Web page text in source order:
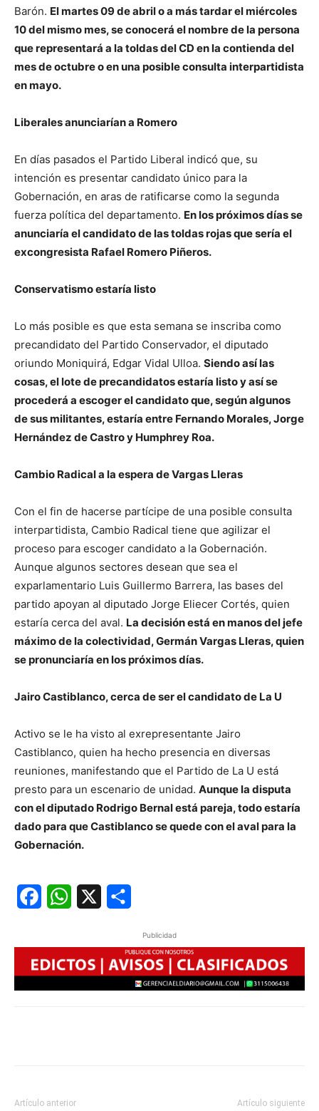
Barón. El martes 09 de abril o a más tardar el miércoles
10 del mismo mes, se conocerá el nombre de la persona
que representará a la toldas del CD en la contienda del
mes de octubre o en una posible consulta interpartidista
en mayo.
Liberales anunciarían a Romero
En días pasados el Partido Liberal indicó que, su
intención es presentar candidato único para la
Gobernación, en aras de ratificarse como la segunda
fuerza política del departamento. En los próximos días se
anunciaría el candidato de las toldas rojas que sería el
excongresista Rafael Romero Piñeros.
Conservatismo estaría listo
Lo más posible es que esta semana se inscriba como
precandidato del Partido Conservador, el diputado
oriundo Moniquirá, Edgar Vidal Ulloa. Siendo así las
cosas, el lote de precandidatos estaría listo y así se
procederá a escoger el candidato que, según algunos
de sus militantes, estaría entre Fernando Morales, Jorge
Hernández de Castro y Humphrey Roa.
Cambio Radical a la espera de Vargas Lleras
Con el fin de hacerse partícipe de una posible consulta
interpartidista, Cambio Radical tiene que agilizar el
proceso para escoger candidato a la Gobernación.
Aunque algunos sectores desean que sea el
exparlamentario Luis Guillermo Barrera, las bases del
partido apoyan al diputado Jorge Eliecer Cortés, quien
estaría cerca del aval. La decisión está en manos del jefe
máximo de la colectividad, Germán Vargas Lleras, quien
se pronunciaría en los próximos días.
Jairo Castiblanco, cerca de ser el candidato de La U
Activo se le ha visto al exrepresentante Jairo
Castiblanco, quien ha hecho presencia en diversas
reuniones, manifestando que el Partido de La U está
presto para un escenario de unidad. Aunque la disputa
con el diputado Rodrigo Bernal está pareja, todo estaría
dado para que Castiblanco se quede con el aval para la
Gobernación.
FacebookWhatsApp
Publicidad
Artículo anterior Artículo siguiente